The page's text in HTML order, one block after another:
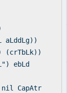
ebLd
CapAtr